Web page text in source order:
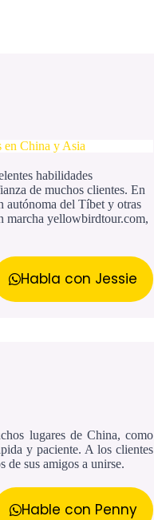
en China y Asia
habilidades
de muchos clientes. En
autónoma del Tíbet y otras
marcha yellowbirdtour.com,
Habla con Jessie
lugares de China, como
y paciente. A los clientes
de sus amigos a unirse.
Hable con Penny